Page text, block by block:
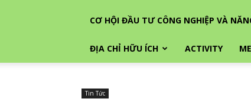
CƠ HỘI ĐẦU TƯ CÔNG NGHIỆP VÀ
ĐỊA CHỈ HỮU ÍCH ACTIVITY
Tin Tức